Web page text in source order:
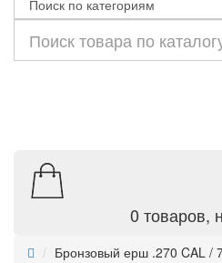
0 товаров,
Бронзовый ерш .270 CAL /